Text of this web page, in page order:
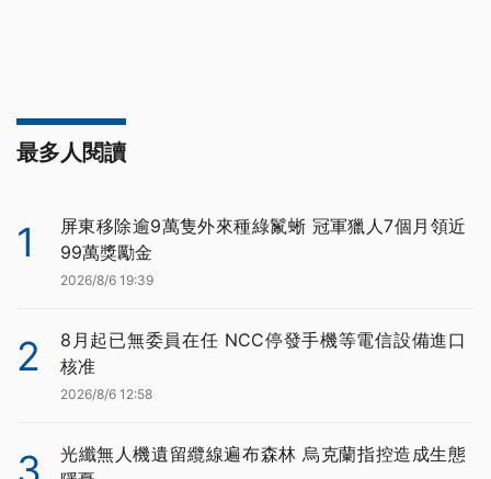
最多人閱讀
1
屏東移除逾9萬隻外來種綠鬣蜥 冠軍獵人7個月領近
99萬獎勵金
2026/8/6 19:39
2
8月起已無委員在任 NCC停發手機等電信設備進口
核准
2026/8/6 12:58
光纖無人機遺留纜線遍布森林 烏克蘭指控造成生態